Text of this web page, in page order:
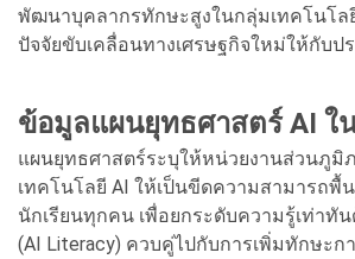
พัฒนาบุคลากรทักษะสูงในกลุ่มเทคโนโล
ปัจจัยขับเคลื่อนทางเศรษฐกิจใหม่ให้กับป
ข้อมูลแผนยุทธศาสตร์ AI ใ
แผนยุทธศาสตร์ระบุให้หน่วยงานส่วนภูมิ
เทคโนโลยี AI ให้เป็นขีดความสามารถพื้
นักเรียนทุกคน เพื่อยกระดับความรู้เท่า
(AI Literacy) ควบคู่ไปกับการเพิ่มทักษะก